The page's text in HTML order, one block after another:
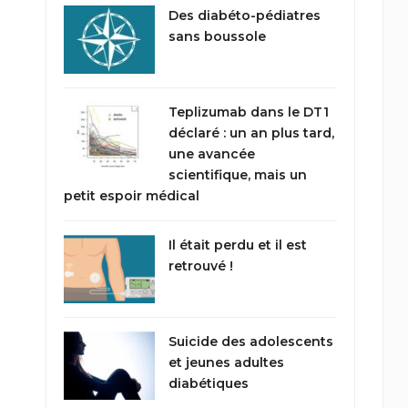
Des diabéto-pédiatres
sans boussole
Teplizumab dans le DT1
déclaré : un an plus tard,
une avancée
scientifique, mais un
petit espoir médical
Il était perdu et il est
retrouvé !
Suicide des adolescents
et jeunes adultes
diabétiques